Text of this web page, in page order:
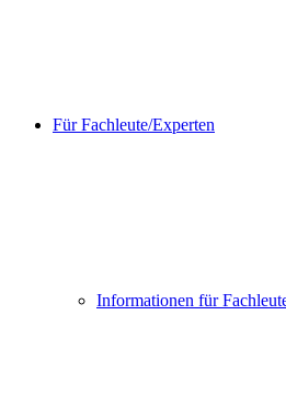
Für Fachleute/Experten
Informationen für